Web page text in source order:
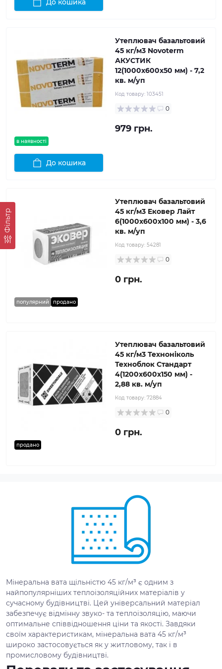
Фільтр
До кошика
в наявності
Утеплювач базальтовий
45 кг/м3 Novoterm
АКУСТИК
12(1000x600x50 мм) - 7,2
кв. м/уп
Код товару: 103451
0
979 грн.
До кошика
популярний продано
Утеплювач базальтовий
45 кг/м3 Ековер Лайт
6(1000x600x100 мм) - 3,6
кв. м/уп
Код товару: 54281
0
0 грн.
продано
Утеплювач базальтовий
45 кг/м3 Техноніколь
Техноблок Стандарт
4(1200x600x150 мм) -
2,88 кв. м/уп
Код товару: 72884
0
0 грн.
Мінеральна вата щільністю 45 кг/м³ є одним з
найпопулярніших теплоізоляційних матеріалів у
сучасному будівництві. Цей універсальний матеріал
забезпечує відмінну звуко- та теплоізоляцію, маючи
оптимальне співвідношення ціни та якості. Завдяки
своїм характеристикам, мінеральна вата 45 кг/м³
широко застосовується як у житловому, так і в
промисловому будівництві.